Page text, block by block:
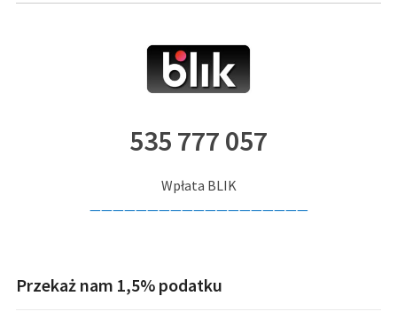
535 777 057
Wpłata BLIK
———————————————————
Przekaż nam 1,5% podatku